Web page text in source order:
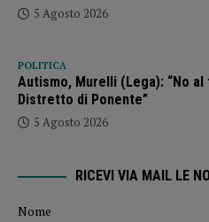
5 Agosto 2026
POLITICA
Autismo, Murelli (Lega): “No
Distretto di Ponente”
5 Agosto 2026
RICEVI VIA MAIL LE
Nome